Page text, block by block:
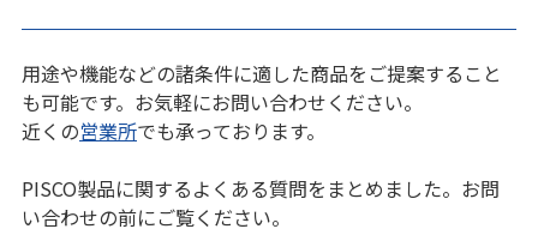
用途や機能などの諸条件に適した商品をご提案すること
も可能です。お気軽にお問い合わせください。
近くの営業所でも承っております。
PISCO製品に関するよくある質問をまとめました。お問
い合わせの前にご覧ください。